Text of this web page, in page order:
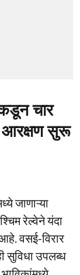
चार
आरक्षण सुरू
जाणाऱ्या
रेल्वेने यंदा
वसई-विरार
सुविधा उपलब्ध